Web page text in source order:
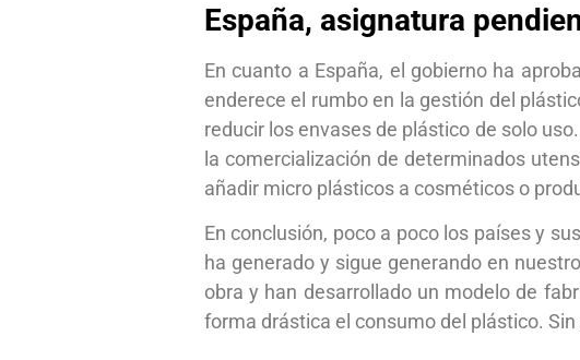
España, asignatura
En cuanto a España, el gobierno ha
enderece el rumbo en la gestión del
reducir los envases de plástico de solo
la comercialización de determinados
añadir micro plásticos a cosméticos o
En conclusión, poco a poco los países y
ha generado y sigue generando en
obra y han desarrollado un modelo de
forma drástica el consumo del plástico.